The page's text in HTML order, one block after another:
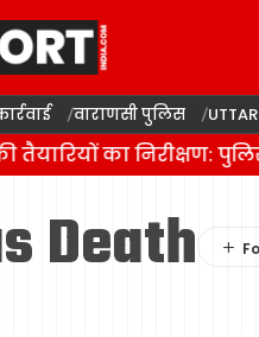
वाराणसी पुलिस
तैयारियों का निरीक्षण:
Death